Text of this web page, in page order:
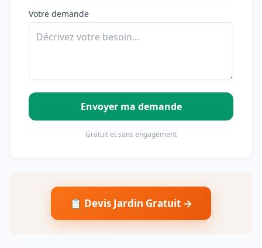
Votre demande
Envoyer ma demande
Gratuit et sans engagement
📋 Devis Jardin Gratuit →